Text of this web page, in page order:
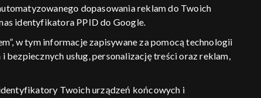
dopasowania reklam do Twoich
identyfikatora PPID do Google.
w tym informacje zapisywane za pomocą technologii
usług, personalizację treści oraz reklam,
Twoich urządzeń końcowych i